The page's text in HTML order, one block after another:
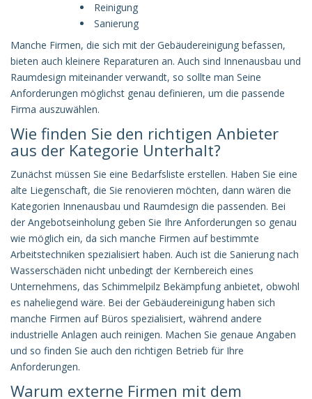
Reinigung
Sanierung
Manche Firmen, die sich mit der Gebäudereinigung befassen,
bieten auch kleinere Reparaturen an. Auch sind Innenausbau und
Raumdesign miteinander verwandt, so sollte man Seine
Anforderungen möglichst genau definieren, um die passende
Firma auszuwählen.
Wie finden Sie den richtigen Anbieter
aus der Kategorie Unterhalt?
Zunächst müssen Sie eine Bedarfsliste erstellen. Haben Sie eine
alte Liegenschaft, die Sie renovieren möchten, dann wären die
Kategorien Innenausbau und Raumdesign die passenden. Bei
der Angebotseinholung geben Sie Ihre Anforderungen so genau
wie möglich ein, da sich manche Firmen auf bestimmte
Arbeitstechniken spezialisiert haben. Auch ist die Sanierung nach
Wasserschäden nicht unbedingt der Kernbereich eines
Unternehmens, das Schimmelpilz Bekämpfung anbietet, obwohl
es naheliegend wäre. Bei der Gebäudereinigung haben sich
manche Firmen auf Büros spezialisiert, während andere
industrielle Anlagen auch reinigen. Machen Sie genaue Angaben
und so finden Sie auch den richtigen Betrieb für Ihre
Anforderungen.
Warum externe Firmen mit dem